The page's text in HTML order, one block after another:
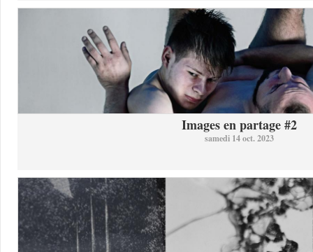
Images en partage #2
samedi 14 oct. 2023